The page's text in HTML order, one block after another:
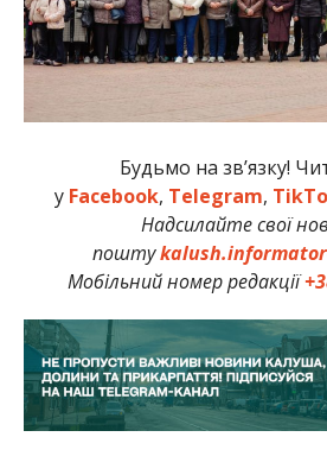
Будьмо на зв’язку!
у Facebook, Telegram,
Надсилайте свої
пошту
Мобільний номер редакції